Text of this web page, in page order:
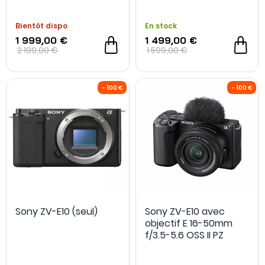
Bientôt dispo
1 999,00 €
2 199,00 €
En stock
1 499,00 €
1 599,00 €
Sony ZV-E10 (seul)
Sony ZV-E10 avec
objectif E 16-50mm
f/3.5-5.6 OSS II PZ